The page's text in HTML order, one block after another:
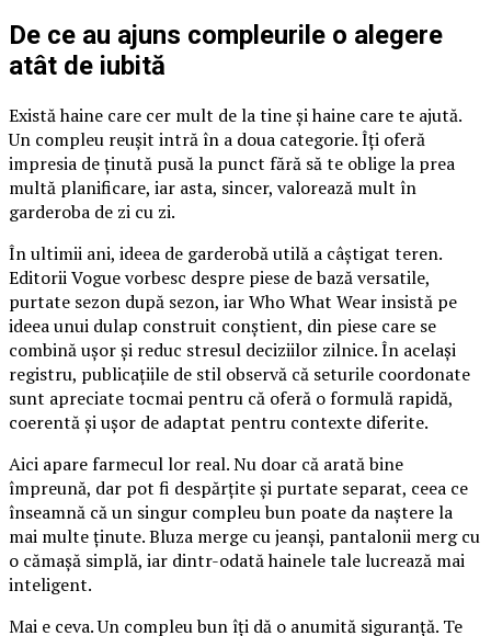
De ce au ajuns compleurile o alegere
atât de iubită
Există haine care cer mult de la tine și haine care te ajută.
Un compleu reușit intră în a doua categorie. Îți oferă
impresia de ținută pusă la punct fără să te oblige la prea
multă planificare, iar asta, sincer, valorează mult în
garderoba de zi cu zi.
În ultimii ani, ideea de garderobă utilă a câștigat teren.
Editorii Vogue vorbesc despre piese de bază versatile,
purtate sezon după sezon, iar Who What Wear insistă pe
ideea unui dulap construit conștient, din piese care se
combină ușor și reduc stresul deciziilor zilnice. În același
registru, publicațiile de stil observă că seturile coordonate
sunt apreciate tocmai pentru că oferă o formulă rapidă,
coerentă și ușor de adaptat pentru contexte diferite.
Aici apare farmecul lor real. Nu doar că arată bine
împreună, dar pot fi despărțite și purtate separat, ceea ce
înseamnă că un singur compleu bun poate da naștere la
mai multe ținute. Bluza merge cu jeanși, pantalonii merg cu
o cămașă simplă, iar dintr-odată hainele tale lucrează mai
inteligent.
Mai e ceva. Un compleu bun îți dă o anumită siguranță. Te